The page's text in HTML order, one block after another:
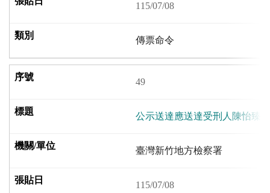
115/07/08
傳票命令
49
公示送達應送達受刑人陳怡臻
臺灣新竹地方檢察署
115/07/08